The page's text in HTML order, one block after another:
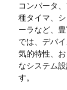
コンバータ
種タイマ、
ーラなど、
では、デバ
気的特性、
なシステム
す。